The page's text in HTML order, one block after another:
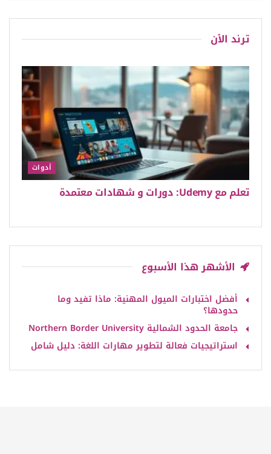
ترند الٱن
أدوات
تعلم مع Udemy: دورات و شهادات معتمدة
الأشهر هذا الأسبوع
أفضل اختبارات الميول المهنية: ماذا تفيد وما
حدودها؟
جامعة الحدود الشمالية Northern Border University
استراتيجيات فعالة لتطوير مهارات اللغة: دليل شامل